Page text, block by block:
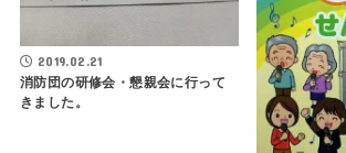
2019.02.21
消防団の研修会・懇親会に行って
きました。